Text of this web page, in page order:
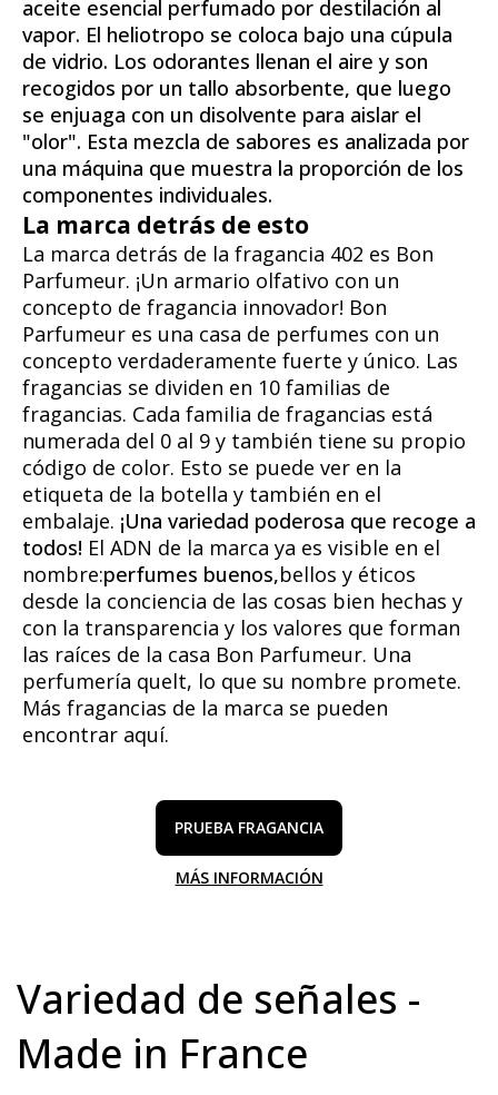
aceite esencial perfumado por destilación al
vapor. El heliotropo se coloca bajo una cúpula
de vidrio. Los odorantes llenan el aire y son
recogidos por un tallo absorbente, que luego
se enjuaga con un disolvente para aislar el
"olor". Esta mezcla de sabores es analizada por
una máquina que muestra la proporción de los
componentes individuales.
La marca detrás de esto
La marca detrás de la fragancia 402 es Bon
Parfumeur. ¡Un armario olfativo con un
concepto de fragancia innovador! Bon
Parfumeur es una casa de perfumes con un
concepto verdaderamente fuerte y único. Las
fragancias se dividen en 10 familias de
fragancias. Cada familia de fragancias está
numerada del 0 al 9 y también tiene su propio
código de color. Esto se puede ver en la
etiqueta de la botella y también en el
embalaje. ¡Una variedad poderosa que recoge a
todos! El ADN de la marca ya es visible en el
nombre:perfumes buenos,bellos y éticos
desde la conciencia de las cosas bien hechas y
con la transparencia y los valores que forman
las raíces de la casa Bon Parfumeur. Una
perfumería quelt, lo que su nombre promete.
Más fragancias de la marca se pueden
encontrar aquí.
PRUEBA FRAGANCIA
MÁS INFORMACIÓN
Variedad de señales -
Made in France